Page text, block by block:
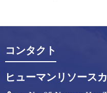
コンタクト
ヒューマンリソース